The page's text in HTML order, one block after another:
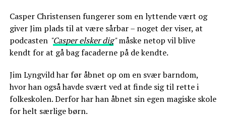
Casper Christensen fungerer som en lyttende vært og
giver Jim plads til at være sårbar – noget der viser, at
podcasten "Casper elsker dig"måske netop vil blive
kendt for at gå bag facaderne på de kendte.
Jim Lyngvild har før åbnet op om en svær barndom,
hvor han også havde svært ved at finde sig til rette i
folkeskolen. Derfor har han åbnet sin egen magiske skole
for helt særlige børn.